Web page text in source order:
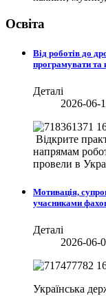
Освіта
Від роботів до
програмувати
Деталі
2026-06-
Відкрите
напрямам
провели в
Мотивація,
учасниками
Деталі
2026-06-
Українська